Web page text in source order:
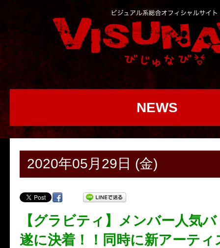
NEWS
2020年05月29日 (金)
【グラビティ】メンバー人気
遂に決着！！同時に新アーティ